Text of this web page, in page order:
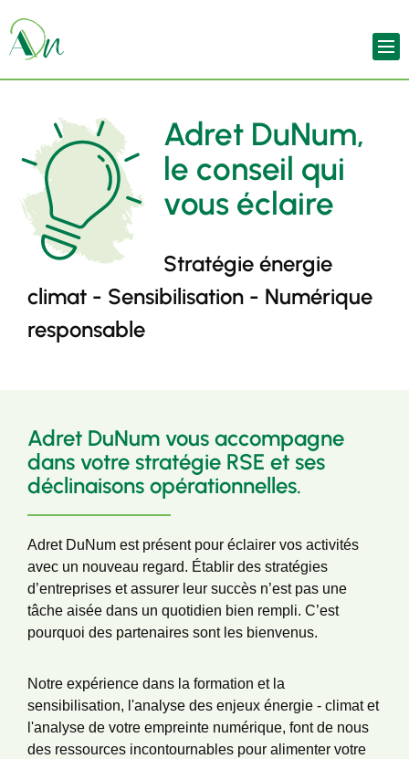
Adret DuNum,
le conseil qui
vous éclaire
Stratégie énergie
climat - Sensibilisation - Numérique
responsable
Adret DuNum vous accompagne
dans votre stratégie RSE et ses
déclinaisons opérationnelles.
Adret DuNum est présent pour éclairer vos activités
avec un nouveau regard. Établir des stratégies
d’entreprises et assurer leur succès n’est pas une
tâche aisée dans un quotidien bien rempli. C’est
pourquoi des partenaires sont les bienvenus.
Notre expérience dans la formation et la
sensibilisation, l'analyse des enjeux énergie - climat et
l'analyse de votre empreinte numérique, font de nous
des ressources incontournables pour alimenter votre